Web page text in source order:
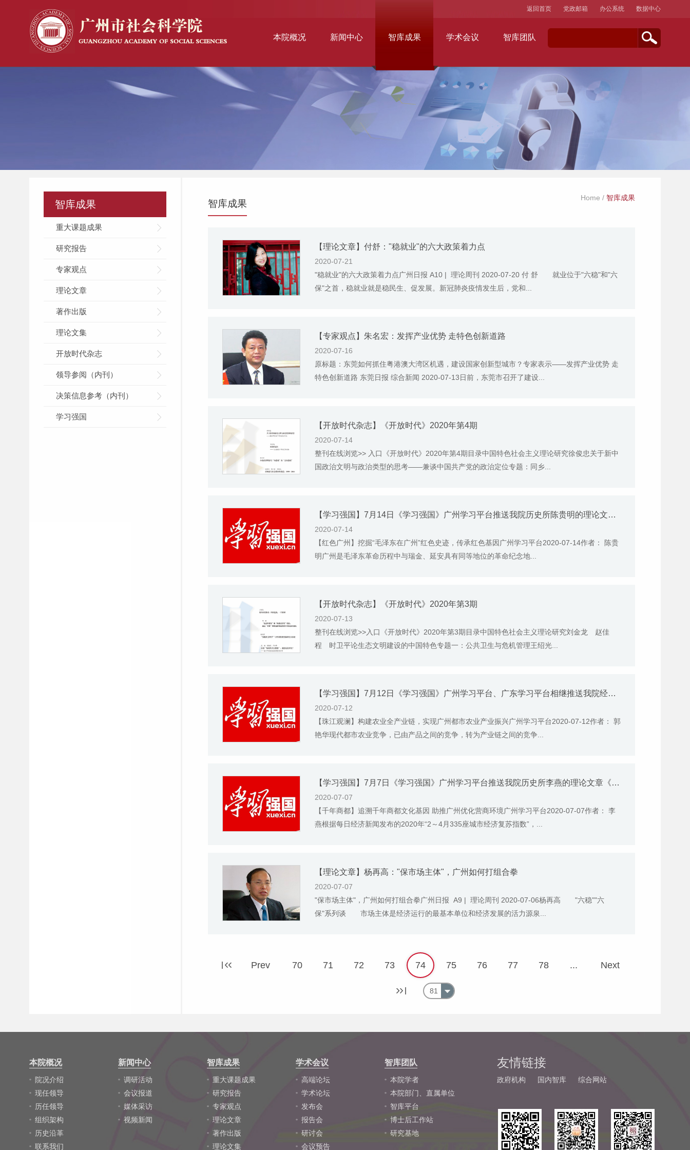
本院概况 新闻中心 智库成果 学术会议 智库团队
返回首页 党政邮箱 办公系统 数据中心
智库成果
重大课题成果
研究报告
专家观点
理论文章
著作出版
理论文集
开放时代杂志
领导参阅（内刊）
决策信息参考（内刊）
学习强国
智库成果
Home / 智库成果
【理论文章】付舒："稳就业"的六大政策着力点
2020-07-21
"稳就业"的六大政策着力点广州日报 A10 | 理论周刊 2020-07-20 付 舒 就业位于"六稳"和"六
保"之首，稳就业就是稳民生、促发展。新冠肺炎疫情发生后，党和...
【专家观点】朱名宏：发挥产业优势 走特色创新道路
2020-07-16
原标题：东莞如何抓住粤港澳大湾区机遇，建设国家创新型城市？专家表示——发挥产业优势 走
特色创新道路 东莞日报 综合新闻 2020-07-13日前，东莞市召开了建设...
【开放时代杂志】《开放时代》2020年第4期
2020-07-14
整刊在线浏览>> 入口《开放时代》2020年第4期目录中国特色社会主义理论研究徐俊忠关于新中
国政治文明与政治类型的思考——兼谈中国共产党的政治定位专题：同乡...
【学习强国】7月14日《学习强国》广州学习平台推送我院历史所陈贵明的理论文章《挖掘“毛泽东在广州”红色史迹，传承红色基因》
2020-07-14
【红色广州】挖掘“毛泽东在广州”红色史迹，传承红色基因广州学习平台2020-07-14作者： 陈贵
明广州是毛泽东革命历程中与瑞金、延安具有同等地位的革命纪念地...
【开放时代杂志】《开放时代》2020年第3期
2020-07-13
整刊在线浏览>>入口《开放时代》2020年第3期目录中国特色社会主义理论研究刘金龙 赵佳
程 时卫平论生态文明建设的中国特色专题一：公共卫生与危机管理王绍光...
【学习强国】7月12日《学习强国》广州学习平台、广东学习平台相继推送我院经济所郭艳华所长的理论文章《构建农业全产业链，实现广州都市农业产业振兴》
2020-07-12
【珠江观澜】构建农业全产业链，实现广州都市农业产业振兴广州学习平台2020-07-12作者： 郭
艳华现代都市农业竞争，已由产品之间的竞争，转为产业链之间的竞争...
【学习强国】7月7日《学习强国》广州学习平台推送我院历史所李燕的理论文章《追溯千年商都文化基因 助推广州优化营商环境》
2020-07-07
【千年商都】追溯千年商都文化基因 助推广州优化营商环境广州学习平台2020-07-07作者： 李
燕根据每日经济新闻发布的2020年“2～4月335座城市经济复苏指数”，...
【理论文章】杨再高："保市场主体"，广州如何打组合拳
2020-07-07
"保市场主体"，广州如何打组合拳广州日报 A9 | 理论周刊 2020-07-06杨再高 "六稳""六
保"系列谈 市场主体是经济运行的最基本单位和经济发展的活力源泉...
Prev 70 71 72 73 74 75 76 77 78 ... Next
81
本院概况
院况介绍
现任领导
历任领导
组织架构
历史沿革
联系我们
新闻中心
调研活动
会议报道
媒体采访
视频新闻
智库成果
重大课题成果
研究报告
专家观点
理论文章
著作出版
理论文集
学术会议
高端论坛
学术论坛
发布会
报告会
研讨会
会议预告
智库团队
本院学者
本院部门、直属单位
智库平台
博士后工作站
研究基地
友情链接
政府机构 国内智库 综合网站